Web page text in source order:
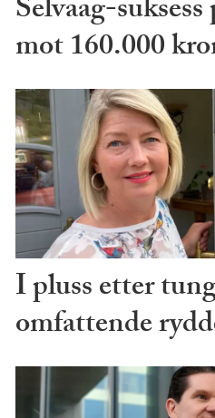
Selvaag-
mot 160.000
I pluss etter
omfattende